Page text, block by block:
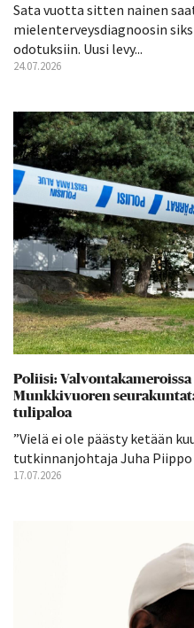
Sata vuotta sitten nainen
mielenterveysdiagnoosin
odotuksiin. Uusi levy...
24.07.2026
Poliisi:
Munkkivuoren
tulipaloa
”Vielä ei ole päästy ketään
tutkinnanjohtaja Juha
17.07.2026